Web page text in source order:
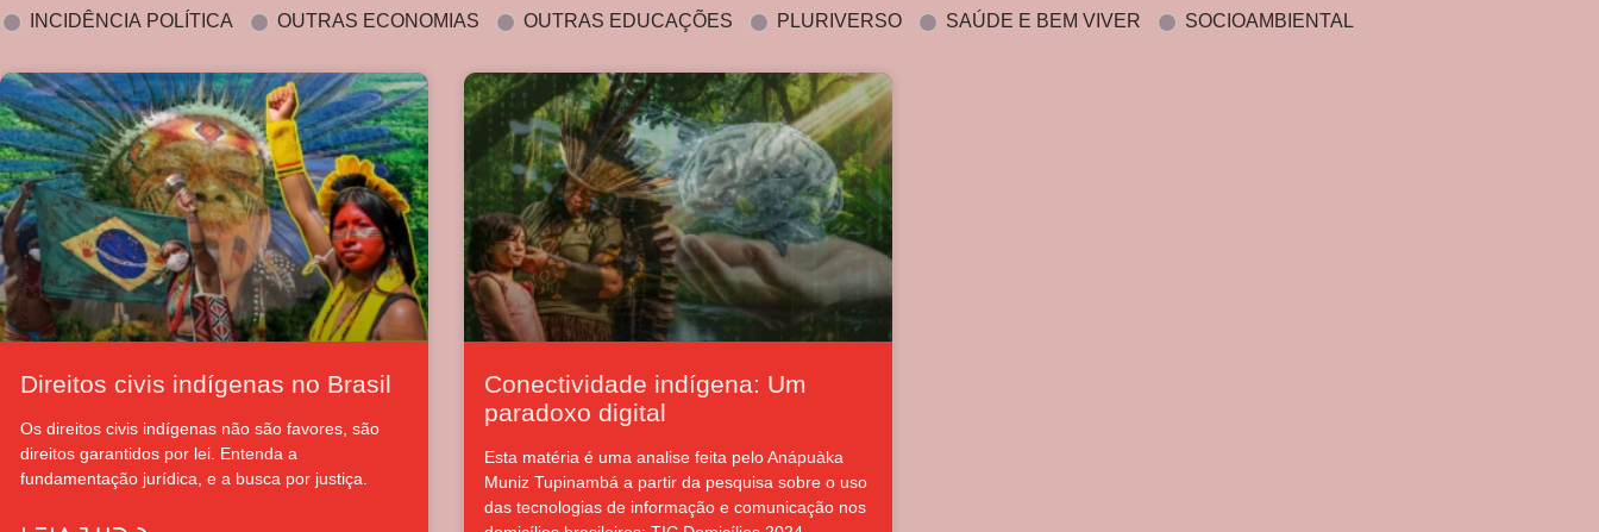
INCIDÊNCIA POLÍTICA OUTRAS ECONOMIAS OUTRAS EDUCAÇÕES PLURIVERSO SAÚDE E BEM VIVER SOCIOAMBIENTAL
Direitos civis indígenas no Brasil
Os direitos civis indígenas não são favores, são
direitos garantidos por lei. Entenda a
fundamentação jurídica, e a busca por justiça.
Conectividade indígena: Um
paradoxo digital
Esta matéria é uma analise feita pelo Anápuàka
Muniz Tupinambá a partir da pesquisa sobre o uso
das tecnologias de informação e comunicação nos